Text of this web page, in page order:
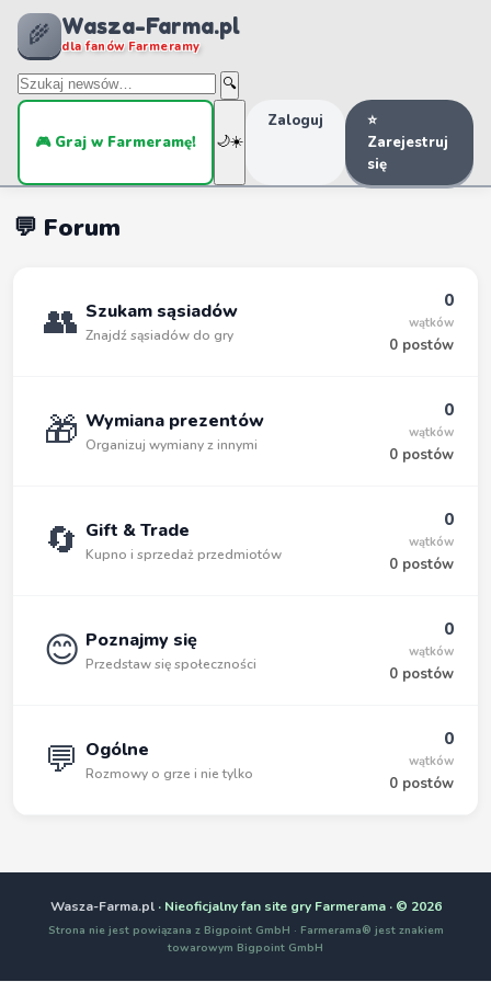
🌾 Wasza-Farma.pl
dla fanów Farmeramy
🔍
🎮 Graj w Farmeramę! 🌙☀️
Zaloguj
⭐
Zarejestruj
się
💬 Forum
👥 Szukam sąsiadów
Znajdź sąsiadów do gry
0
wątków
0 postów
🎁 Wymiana prezentów
Organizuj wymiany z innymi
0
wątków
0 postów
🔄 Gift & Trade
Kupno i sprzedaż przedmiotów
0
wątków
0 postów
😊 Poznajmy się
Przedstaw się społeczności
0
wątków
0 postów
💬 Ogólne
Rozmowy o grze i nie tylko
0
wątków
0 postów
Wasza-Farma.pl· Nieoficjalny fan site gry Farmerama · © 2026
Strona nie jest powiązana z Bigpoint GmbH · Farmerama® jest znakiem
towarowym Bigpoint GmbH